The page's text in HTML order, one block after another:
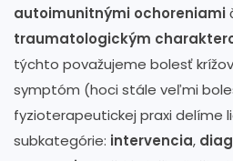
autoimunitnými ochoreniami
traumatologickým
týchto považujeme bolesť
symptóm (hoci stále veľmi
fyzioterapeutickej praxi delíme
subkategórie: intervencia,